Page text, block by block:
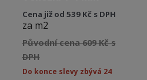
Cena již od 539 Kč s DPH
za m2
Původní cena 609 Kč s
DPH
Do konce slevy zbývá 24